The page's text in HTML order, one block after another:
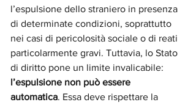
l’espulsione dello straniero in presenza
di determinate condizioni, soprattutto
nei casi di pericolosità sociale o di reati
particolarmente gravi. Tuttavia, lo Stato
di diritto pone un limite invalicabile:
l’espulsione non può essere
automatica. Essa deve rispettare la